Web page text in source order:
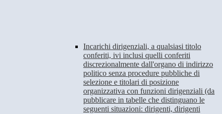
Incarichi dirigenziali, a qualsiasi titolo
conferiti, ivi inclusi quelli conferiti
discrezionalmente dall'organo di indirizzo
politico senza procedure pubbliche di
selezione e titolari di posizione
organizzativa con funzioni dirigenziali (da
pubblicare in tabelle che distinguano le
seguenti situazioni: dirigenti, dirigenti